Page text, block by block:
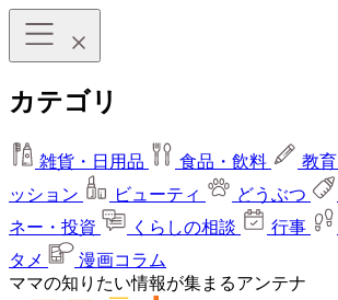
カテゴリ
雑貨・日用品 食品・飲料 教育
ッション
ビューティ どうぶつ
ネー・投資
くらしの相談 行事
タメ
漫画コラム
ママの知りたい情報が集まるアンテナ